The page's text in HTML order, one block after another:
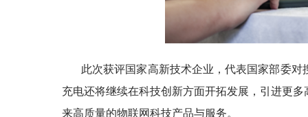
此次获评国家高新技术企业，代表国家部委
充电还将继续在科技创新方面开拓发展，引进更
来高质量的物联网科技产品与服务。